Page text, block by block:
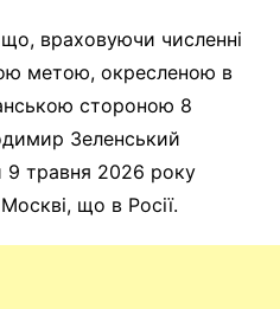
враховуючи численні
метою, окресленою в
стороною 8
Зеленський
9 травня 2026 року
що в Росії.